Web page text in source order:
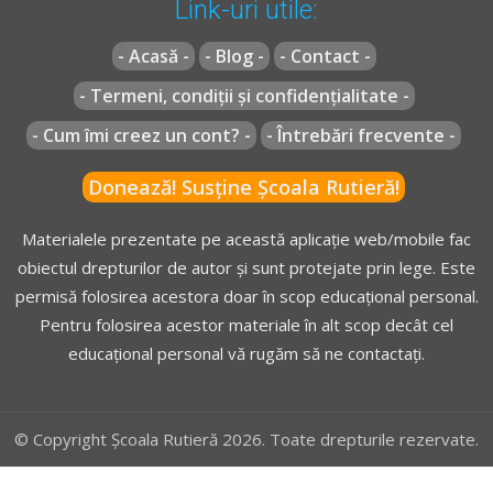
Articolul 58
Semnalele luminoase pentru pietoni sunt de culoare
verde și roșie. Acestea funcționează corelat cu semnalele
Regulament** - Articolul 59
(1)
Semnalul de culoare verde permite trecerea.
Când semnalul de culoare verde începe să funcționeze
rosu. În acest caz pietonul surprins în traversarea
Link-uri utile:
- Acasă - - Blog -
- Contact -
- Termeni, condiții și confidențialitate -
- Cum îmi creez un cont? -
- Întrebări frecvente -
Donează! Susține Școala Rutieră!
Materialele prezentate pe această aplicație web/mobile fac
obiectul drepturilor de autor și sunt protejate prin lege. Este
permisă folosirea acestora doar în scop educațional personal.
Pentru folosirea acestor materiale în alt scop decât cel
educațional personal vă rugăm să ne contactați.
© Copyright Școala Rutieră 2026. Toate drepturile rezervate.